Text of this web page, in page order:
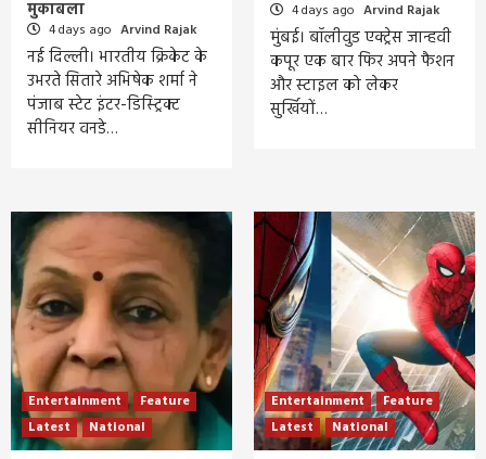
मुकाबला
4 days ago Arvind Rajak
नई दिल्ली। भारतीय क्रिकेट के
उभरते सितारे अभिषेक शर्मा ने
पंजाब स्टेट इंटर-डिस्ट्रिक्ट
सीनियर वनडे…
4 days ago Arvind Rajak
मुंबई। बॉलीवुड एक्ट्रेस जान्हवी
कपूर एक बार फिर अपने फैशन
और स्टाइल को लेकर
सुर्खियों…
Entertainment
Feature
Latest
National
Entertainment
Feature
Latest
National